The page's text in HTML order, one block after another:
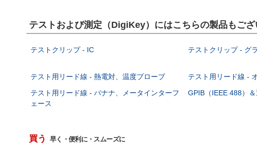
テストおよび測定（DigiKey）にはこちらの製品もござ
テストクリップ - IC テストクリップ - グ
テスト用リード線 - 熱電対、温度プローブ テスト用リード線 -
テスト用リード線 - バナナ、メータインターフ
ェース
GPIB（IEEE 488）
買う 早く・便利に・スムーズに